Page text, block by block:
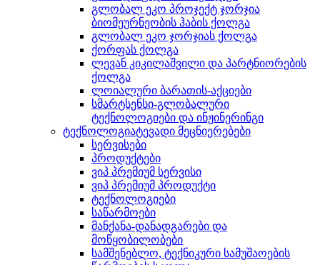
გლობალ ეკო პროჯექტ ჯორჯია
ბიომეურნეობის ჰაბის ქოლგა
გლობალ ეკო ჯორჯიას ქოლგა
ქორფას ქოლგა
ლევან კიკილაშვილი და პარტნიორების
ქოლგა
ლოიალური ბარათის-აქციები
სმარტსენსი-გლობალური
ტექნოლოგიები და ინჟინერინგი
ტექნოლოგიატევადი მეცნიერებები
სერვისები
პროდუქტები
ვიპ პრემიუმ სერვისი
ვიპ პრემიუმ პროდუქტი
ტექნოლოგიები
საწარმოები
მანქანა-დანადგარები და
მოწყობილობები
სამშენებლო, ტექნიკური სამუშაოების